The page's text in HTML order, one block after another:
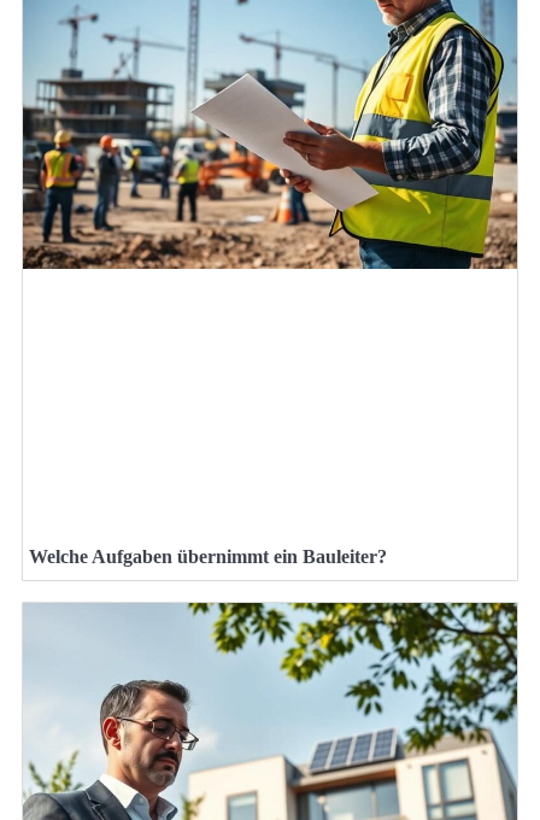
Welche Aufgaben übernimmt ein Bauleiter?